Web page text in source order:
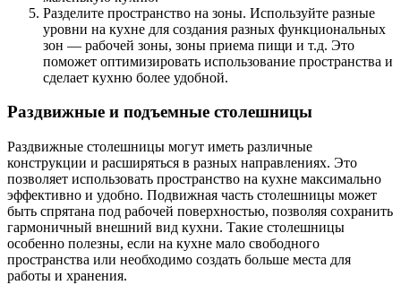
Разделите пространство на зоны. Используйте разные
уровни на кухне для создания разных функциональных
зон — рабочей зоны, зоны приема пищи и т.д. Это
поможет оптимизировать использование пространства и
сделает кухню более удобной.
Раздвижные и подъемные столешницы
Раздвижные столешницы могут иметь различные
конструкции и расширяться в разных направлениях. Это
позволяет использовать пространство на кухне максимально
эффективно и удобно. Подвижная часть столешницы может
быть спрятана под рабочей поверхностью, позволяя сохранить
гармоничный внешний вид кухни. Такие столешницы
особенно полезны, если на кухне мало свободного
пространства или необходимо создать больше места для
работы и хранения.